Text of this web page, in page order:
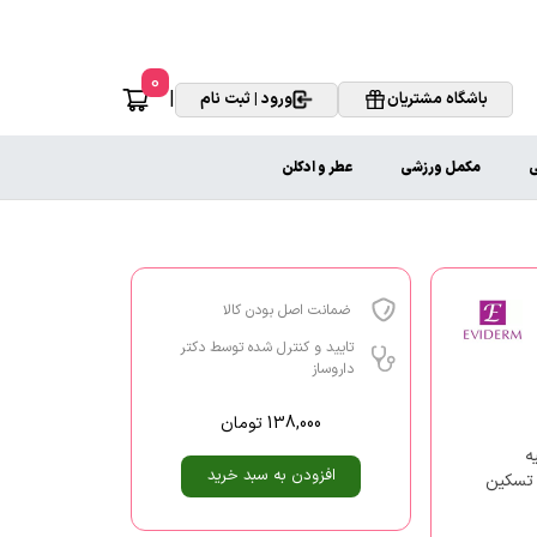
باشگاه مشتریان ورود | ثبت نام |
0
مکمل ورزشی عطر و ادکلن
تسکین
ضمانت اصل بودن کالا
تایید و کنترل شده توسط دکتر
داروساز
138,000تومان
افزودن به سبد خرید